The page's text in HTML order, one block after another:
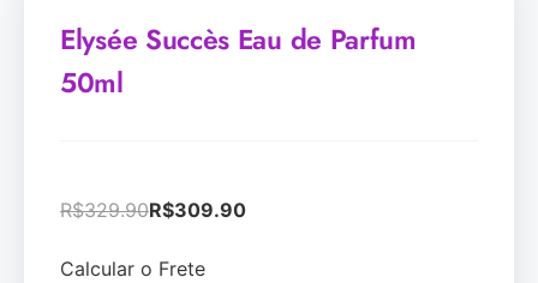
Elysée Succès Eau de Parfum
50ml
R$329.90R$309.90
Calcular o Frete